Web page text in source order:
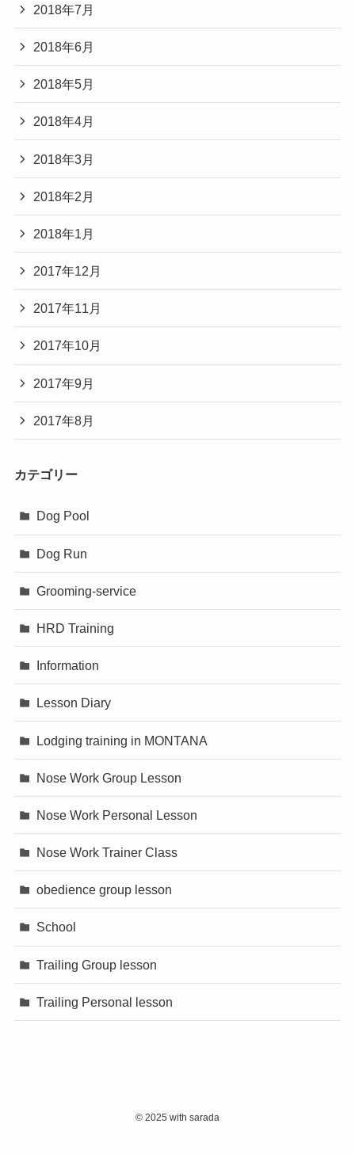
2018年7月
2018年6月
2018年5月
2018年4月
2018年3月
2018年2月
2018年1月
2017年12月
2017年11月
2017年10月
2017年9月
2017年8月
カテゴリー
Dog Pool
Dog Run
Grooming-service
HRD Training
Information
Lesson Diary
Lodging training in MONTANA
Nose Work Group Lesson
Nose Work Personal Lesson
Nose Work Trainer Class
obedience group lesson
School
Trailing Group lesson
Trailing Personal lesson
© 2025 with sarada